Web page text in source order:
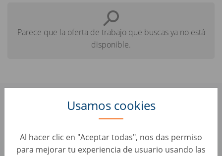
Usamos cookies
Al hacer clic en "Aceptar todas", nos das permiso
para mejorar tu experiencia de usuario usando las
Parece que la oferta de trabajo que buscas ya no está
disponible.
Aquí tienes algunas ofertas similares
que podrían interesarte:
Commercial Vendeur VO Autohero (H/F)